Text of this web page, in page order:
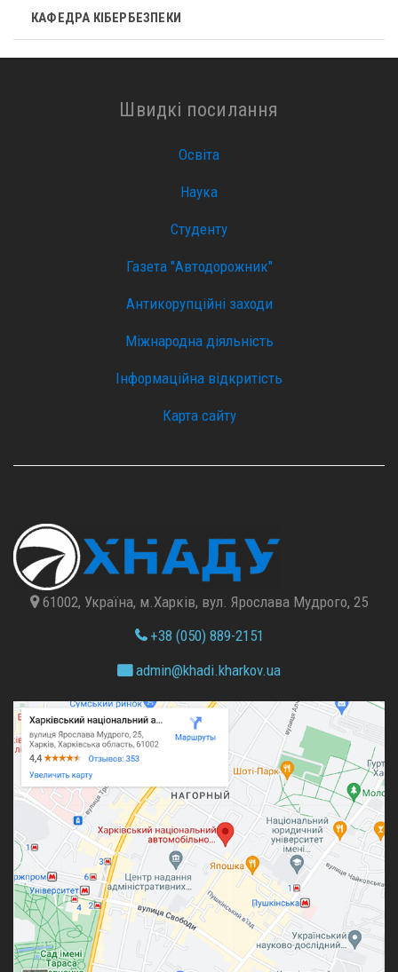
КАФЕДРА КІБЕРБЕЗПЕКИ
Швидкі посилання
Освіта
Наука
Студенту
Газета "Автодорожник"
Антикорупційні заходи
Міжнародна діяльність
Інформаційна відкритість
Карта сайту
61002, Україна, м.Харків, вул. Ярослава Мудрого, 25
+38 (050) 889-2151
admin@khadi.kharkov.ua